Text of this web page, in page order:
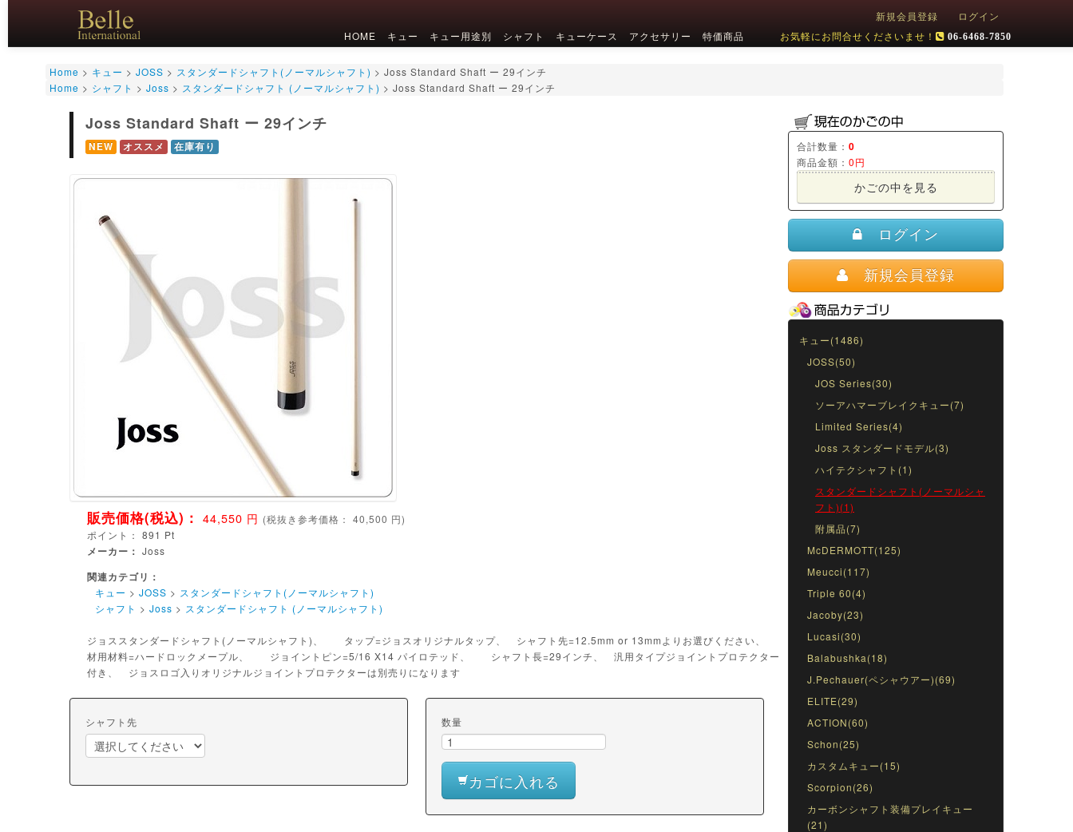
新規会員登録
ログイン
HOME
キュー キュー用途別 シャフト キューケース アクセサリー 特価商品 お気軽にお問合せくださいませ！ 06-6468-7850
Home > キュー > JOSS > スタンダードシャフト(ノーマルシャフト) > Joss Standard Shaft ー 29インチ
Home > シャフト > Joss > スタンダードシャフト (ノーマルシャフト) > Joss Standard Shaft ー 29インチ
Joss Standard Shaft ー 29インチ
NEW オススメ 在庫有り
販売価格(税込)： 44,550 円 (税抜き参考価格： 40,500 円)
ポイント：891 Pt
メーカー： Joss
関連カテゴリ：
キュー >JOSS > スタンダードシャフト(ノーマルシャフト)
シャフト >Joss > スタンダードシャフト (ノーマルシャフト)
ジョススタンダードシャフト(ノーマルシャフト)、 タップ=ジョスオリジナルタップ、 シャフト先=12.5mm or 13mmよりお選びください、
材用材料=ハードロックメープル、 ジョイントピン=5/16 X14 パイロテッド、 シャフト長=29インチ、 汎用タイプジョイントプロテクター
付き、 ジョスロゴ入りオリジナルジョイントプロテクターは別売りになります
シャフト先 数量
カゴに入れる
合計数量： 0
商品金額： 0円
かごの中を見る
ログイン
新規会員登録
キュー(1486)
JOSS(50)
JOS Series(30)
ソーアハマーブレイクキュー(7)
Limited Series(4)
Joss スタンダードモデル(3)
ハイテクシャフト(1)
スタンダードシャフト(ノーマルシャ
フト)(1)
附属品(7)
McDERMOTT(125)
Meucci(117)
Triple 60(4)
Jacoby(23)
Lucasi(30)
Balabushka(18)
J.Pechauer(ペシャウアー)(69)
ELITE(29)
ACTION(60)
Schon(25)
カスタムキュー(15)
Scorpion(26)
カーボンシャフト装備プレイキュー
(21)